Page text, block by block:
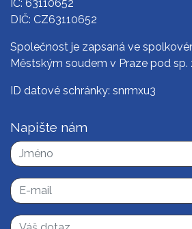
IČ: 63110652
DIČ: CZ63110652
Společnost je zapsaná ve
Městským soudem v Praze pod sp.
ID datové schránky: snrmxu3
Napište nám